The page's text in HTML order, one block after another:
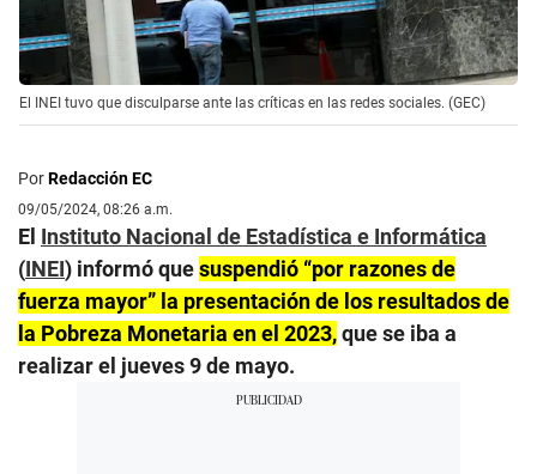
El INEI tuvo que disculparse ante las críticas en las redes sociales. (GEC)
PorRedacción EC
09/05/2024, 08:26 a.m.
El Instituto Nacional de Estadística e Informática
(INEI) informó quesuspendió “por razones de
fuerza mayor” la presentación de los resultados de
la Pobreza Monetaria en el 2023,que se iba a
realizar el jueves 9 de mayo.